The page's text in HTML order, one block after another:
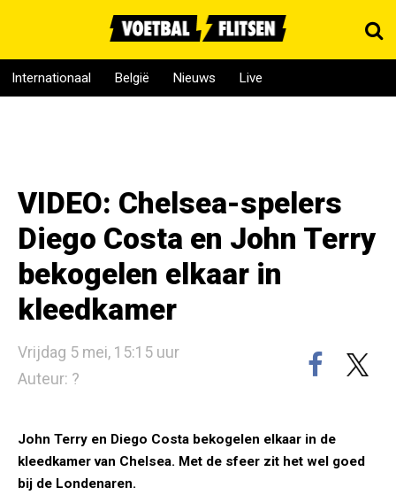
Internationaal België Nieuws Live
VIDEO: Chelsea-spelers
Diego Costa en John Terry
bekogelen elkaar in
kleedkamer
Vrijdag 5 mei, 15:15 uur
Auteur: ?
John Terry en Diego Costa bekogelen elkaar in de
kleedkamer van Chelsea. Met de sfeer zit het wel goed
bij de Londenaren.